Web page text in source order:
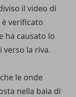
il video di
verificato
ha causato lo
la riva.
le onde
nella baia di